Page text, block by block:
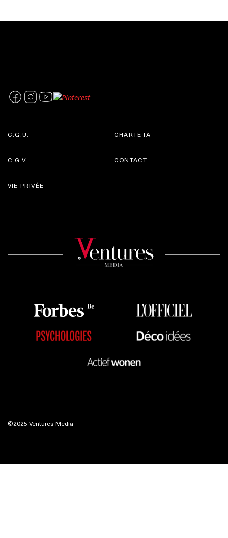
C.G.U.
C.G.V.
CHARTE IA
CONTACT
VIE PRIVÉE
©2025 Ventures Media